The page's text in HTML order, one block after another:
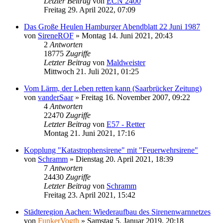
Freitag 29. April 2022, 07:09
Das Große Heulen Hamburger Abendblatt 22 Juni 1987
von SireneROF » Montag 14. Juni 2021, 20:43
2 Antworten
18775 Zugriffe
Letzter Beitrag von Maldweister
Mittwoch 21. Juli 2021, 01:25
Vom Lärm, der Leben retten kann (Saarbrücker Zeitung)
von vanderSaar» Freitag 16. November 2007, 09:22
4 Antworten
22470 Zugriffe
Letzter Beitrag von E57 - Retter
Montag 21. Juni 2021, 17:16
Kopplung "Katastrophensirene" mit "Feuerwehrsirene"
von Schramm » Dienstag 20. April 2021, 18:39
7 Antworten
24430 Zugriffe
Letzter Beitrag von Schramm
Freitag 23. April 2021, 15:42
Städteregion Aachen: Wiederaufbau des Sirenenwarnnetzes
von FunkerVogth » Samstag 5. Januar 2019, 20:18